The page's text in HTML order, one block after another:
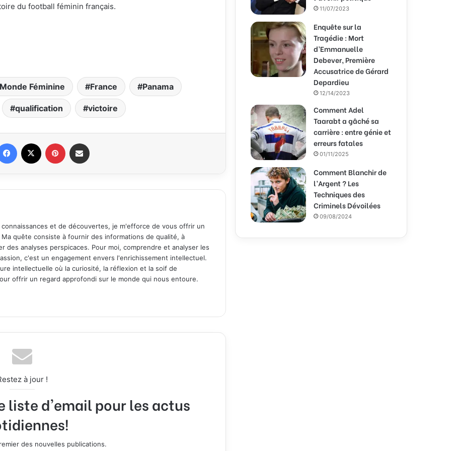
du football féminin français.
Féminine France Panama
qualification victoire
et de découvertes, je m'efforce de vous offrir un
quête consiste à fournir des informations de qualité, à
des analyses perspicaces. Pour moi, comprendre et analyser les
c'est un engagement envers l'enrichissement intellectuel.
intellectuelle où la curiosité, la réflexion et la soif de
offrir un regard approfondi sur le monde qui nous entoure.
à jour !
liste d'email pour les actus
des nouvelles publications.
11/07/2023
Enquête sur la
Tragédie : Mort
d’Emmanuelle
Debever, Première
Accusatrice de Gérard
Depardieu
12/14/2023
Comment Adel
Taarabt a gâché sa
carrière : entre génie et
erreurs fatales
01/11/2025
Comment Blanchir de
l’Argent ? Les
Techniques des
Criminels Dévoilées
09/08/2024